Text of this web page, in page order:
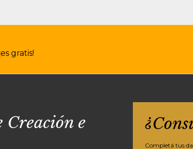
gratis!
e
Completá tus